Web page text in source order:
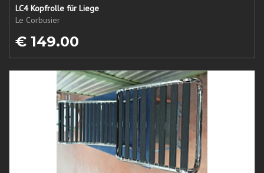
LC4 Kopfrolle für Liege
Le Corbusier
€ 149.00